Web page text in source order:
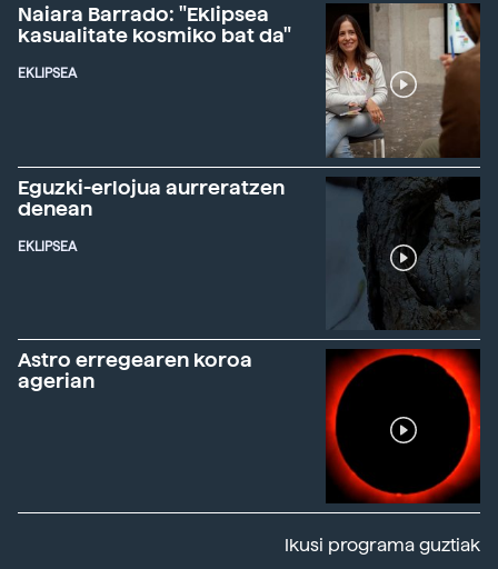
Naiara Barrado: "Eklipsea
kasualitate kosmiko bat da"
EKLIPSEA
Eguzki-erlojua aurreratzen
denean
EKLIPSEA
Astro erregearen koroa
agerian
Ikusi programa guztiak